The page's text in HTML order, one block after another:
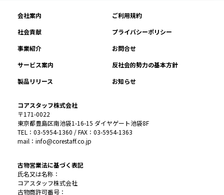
会社案内
ご利用規約
社会貢献
プライバシーポリシー
事業紹介
お問合せ
サービス案内
反社会的勢力の基本方針
製品リリース
お知らせ
コアスタッフ株式会社
〒171-0022
東京都豊島区南池袋1-16-15 ダイヤゲート池袋8F
TEL：03-5954-1360 / FAX：03-5954-1363
mail：info@corestaff.co.jp
古物営業法に基づく表記
氏名又は名称：
コアスタッフ株式会社
古物商許可番号：